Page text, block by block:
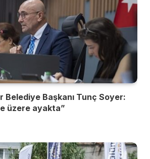
Belediye Başkanı Tunç Soyer:
üzere ayakta”